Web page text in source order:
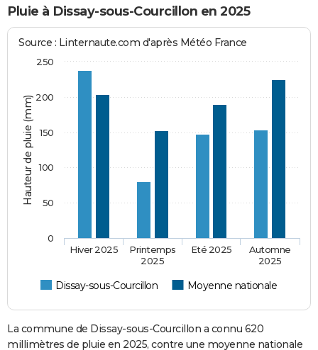
Pluie à Dissay-sous-Courcillon en 2025
Hauteur de pluie (mm)
Source : Linternaute.com d'après Météo France
Dissay-sous-Courcillon Moyenne nationale
Hiver 2025
Printemps
2025
Eté 2025
Automne
2025
0
50
100
150
200
250
La commune de Dissay-sous-Courcillon a connu 620
millimètres de pluie en 2025, contre une moyenne nationale